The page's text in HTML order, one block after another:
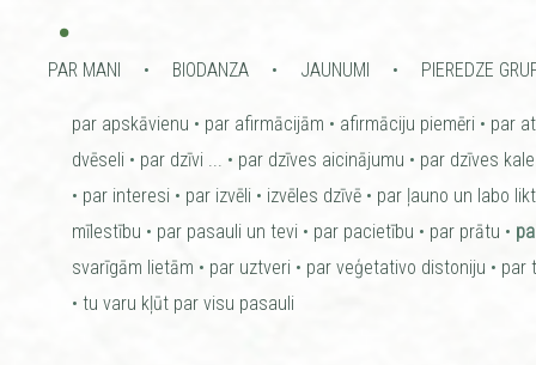
•
PAR MANI BIODANZA JAUNUMI PIEREDZE
par apskāvienu par afirmācijām afirmāciju piemēri
par
dvēseli
par dzīvi ... par dzīves aicinājumu
par dzīves
par interesi
par izvēli izvēles dzīvē
par ļauno un labo
mīlestību
par pasauli un tevi par pacietību par prātu
svarīgām lietām
par uztveri par veģetativo distoniju
par
tu varu kļūt par visu pasauli